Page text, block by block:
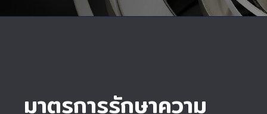
มาตรการรักษาความ